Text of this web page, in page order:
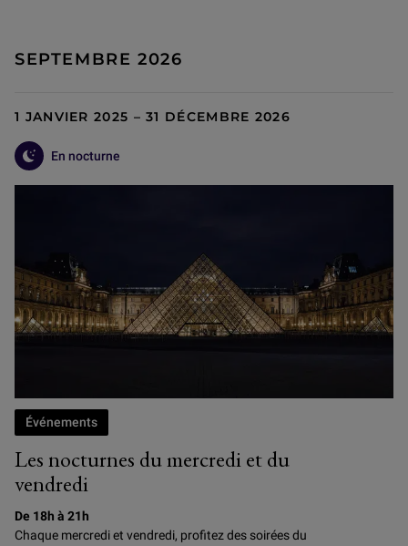
SEPTEMBRE 2026
1 JANVIER 2025 – 31 DÉCEMBRE 2026
En nocturne
Les nocturnes du mercredi et du
vendredi
Événements
De 18h à 21h
Chaque mercredi et vendredi, profitez des soirées du